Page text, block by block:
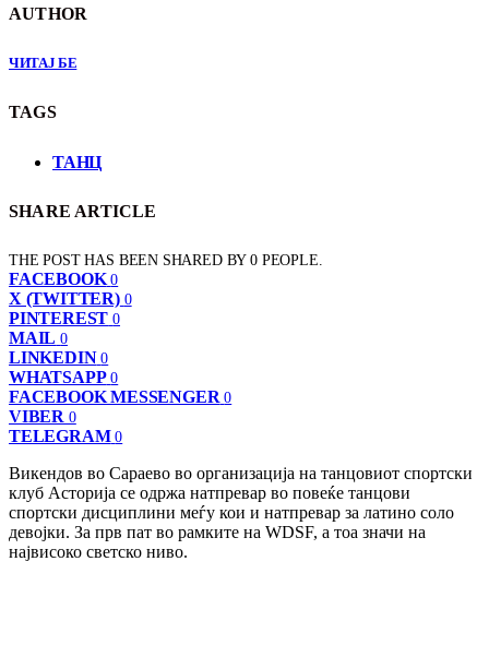
AUTHOR
ЧИТАЈ БЕ
TAGS
ТАНЦ
SHARE ARTICLE
THE POST HAS BEEN SHARED BY0 PEOPLE.
FACEBOOK 0
X (TWITTER) 0
PINTEREST 0
MAIL 0
LINKEDIN 0
WHATSAPP 0
FACEBOOK MESSENGER 0
VIBER 0
TELEGRAM 0
Викендов во Сараево во организација на танцовиот спортски
клуб Асторија се одржа натпревар во повеќе танцови
спортски дисциплини меѓу кои и натпревар за латино соло
девојки. За прв пат во рамките на WDSF, а тоа значи на
највисоко светско ниво.